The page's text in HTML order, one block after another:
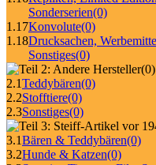
Sonderserien(0)
1.17Konvolute(0)
1.18Drucksachen,
Sonstiges(0)
(0)
2.1Teddybären(0)
2.2Stofftiere(0)
2.3Sonstiges(0)
3.1Bären & Teddybären(0)
3.2Hunde & Katzen(0)